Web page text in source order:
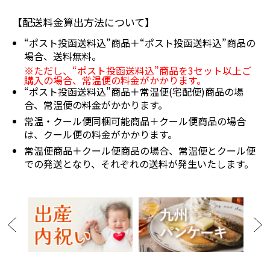
【配送料金算出方法について】
“ポスト投函送料込”商品＋“ポスト投函送料込”商品の
場合、送料無料。
※ただし、“ポスト投函送料込”商品を3セット以上ご
購入の場合、常温便の料金がかかります。
“ポスト投函送料込”商品＋常温便(宅配便)商品の場
合、常温便の料金がかかります。
常温・クール便同梱可能商品＋クール便商品の場合
は、クール便の料金がかかります。
常温便商品＋クール便商品の場合、常温便とクール便
での発送となり、それぞれの送料が発生いたします。